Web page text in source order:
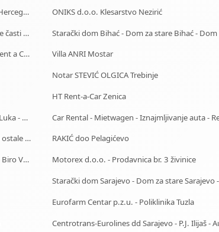
JZU Zdravstveni Centar Brčko Distrikt Bosne i Hercegovine
ONIKS d.o.o. Klesarstvo Nezirić
Udruženje veterana bh rata i odbrane bosanske časti Zenica
Car Rental - Mietwagen - Iznajmljivanje auta - Rent a Car Mostar
Villa ANRI Mostar
Notar STEVIĆ OLGICA Trebinje
HT Rent-a-Car Zenica
Starački dom Banja Luka - Dom za stare Banja Luka - Dom za stara lica Banjaluka
Notar Sarajevo - notarska ovjera dokumenata i ostale notarske usluge
RAKIĆ doo Pelagićevo
J.U. Služba za zapošljavanje Kantona Sarajevo - Biro Vogošća
Motorex d.o.o. - Prodavnica br. 3 živinice
Eurofarm Centar p.z.u. - Poliklinika Tuzla